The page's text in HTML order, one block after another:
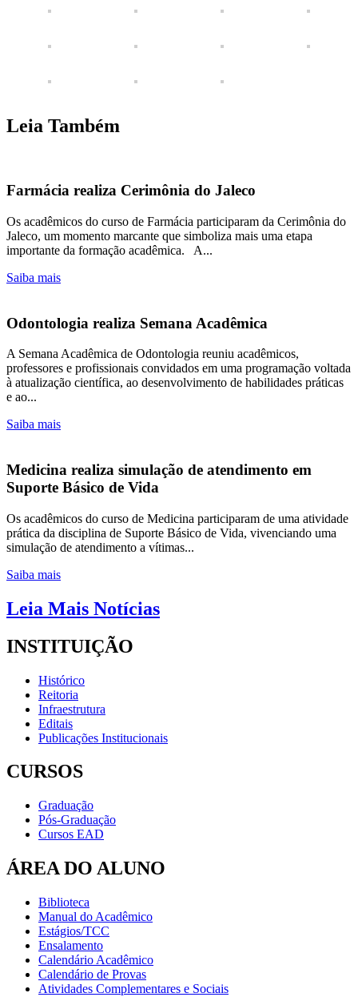
Leia Também
Farmácia realiza Cerimônia do Jaleco
Os acadêmicos do curso de Farmácia participaram da Cerimônia do
Jaleco, um momento marcante que simboliza mais uma etapa
importante da formação acadêmica. A...
Saiba mais
Odontologia realiza Semana Acadêmica
A Semana Acadêmica de Odontologia reuniu acadêmicos,
professores e profissionais convidados em uma programação voltada
à atualização científica, ao desenvolvimento de habilidades práticas
e ao...
Saiba mais
Medicina realiza simulação de atendimento em
Suporte Básico de Vida
Os acadêmicos do curso de Medicina participaram de uma atividade
prática da disciplina de Suporte Básico de Vida, vivenciando uma
simulação de atendimento a vítimas...
Saiba mais
Leia Mais Notícias
INSTITUIÇÃO
Histórico
Reitoria
Infraestrutura
Editais
Publicações Institucionais
CURSOS
Graduação
Pós-Graduação
Cursos EAD
ÁREA DO ALUNO
Biblioteca
Manual do Acadêmico
Estágios/TCC
Ensalamento
Calendário Acadêmico
Calendário de Provas
Atividades Complementares e Sociais